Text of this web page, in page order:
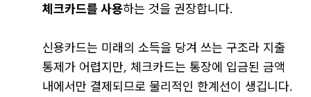
체크카드를 사용하는 것을 권장합니다.
신용카드는 미래의 소득을 당겨 쓰는 구조라 지출
통제가 어렵지만, 체크카드는 통장에 입금된 금액
내에서만 결제되므로 물리적인 한계선이 생깁니다.